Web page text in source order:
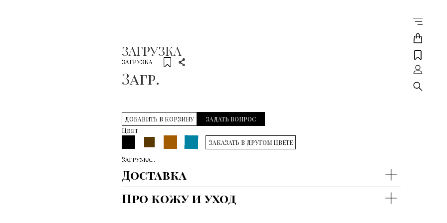
ЗАГРУЗКА
ЗАГРУЗКА
Загр.
ДОБАВИТЬ В КОРЗИНУ
ЗАДАТЬ ВОПРОС
Цвет
ЗАКАЗАТЬ В ДРУГОМ ЦВЕТЕ
Загрузка...
Доставка
Про кожу и уход